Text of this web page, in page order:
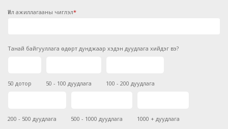
Үйл ажиллагааны чиглэл*
Танай байгууллага өдөрт дунджаар хэдэн дуудлага хийдэг вэ?
50 дотор 50 - 100 дуудлага 100 - 200 дуудлага
200 - 500 дуудлага 500 - 1000 дуудлага 1000 + дуудлага